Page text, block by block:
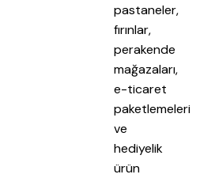
pastaneler,
fırınlar,
perakende
mağazaları,
e-ticaret
paketlemeleri
ve
hediyelik
ürün